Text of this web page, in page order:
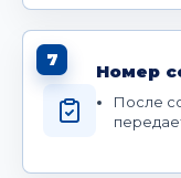
7
Номер
После